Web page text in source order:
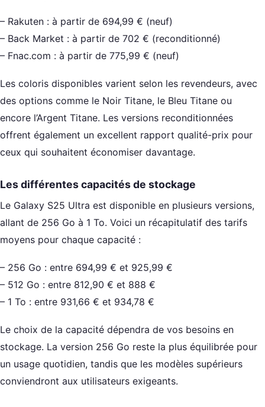
– Rakuten : à partir de 694,99 € (neuf)
– Back Market : à partir de 702 € (reconditionné)
– Fnac.com : à partir de 775,99 € (neuf)
Les coloris disponibles varient selon les revendeurs, avec
des options comme le Noir Titane, le Bleu Titane ou
encore l’Argent Titane. Les versions reconditionnées
offrent également un excellent rapport qualité-prix pour
ceux qui souhaitent économiser davantage.
Les différentes capacités de stockage
Le Galaxy S25 Ultra est disponible en plusieurs versions,
allant de 256 Go à 1 To. Voici un récapitulatif des tarifs
moyens pour chaque capacité :
– 256 Go : entre 694,99 € et 925,99 €
– 512 Go : entre 812,90 € et 888 €
– 1 To : entre 931,66 € et 934,78 €
Le choix de la capacité dépendra de vos besoins en
stockage. La version 256 Go reste la plus équilibrée pour
un usage quotidien, tandis que les modèles supérieurs
conviendront aux utilisateurs exigeants.